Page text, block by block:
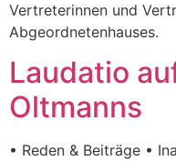
Vertreterinnen und
Abgeordnetenhauses.
Laudatio
Oltmanns
• Reden & Beiträge •